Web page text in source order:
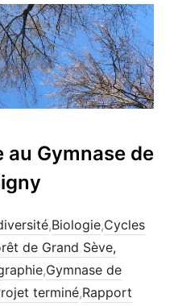
au Gymnase de
,Biologie,Cycles
de Grand Sève,
,Gymnase de
terminé,Rapport